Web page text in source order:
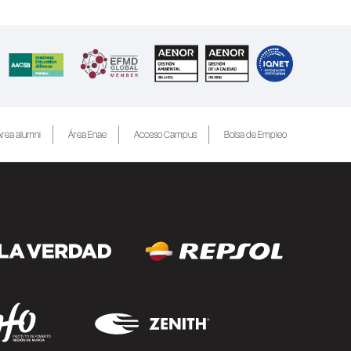
alumni Área Enae Acceso Campus Bolsa de Empleo